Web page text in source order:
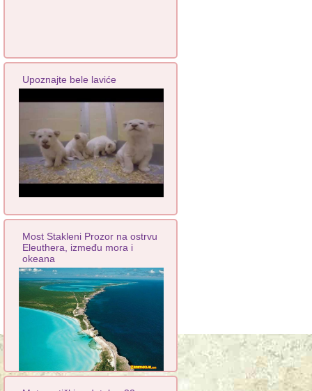
Upoznajte bele laviće
Most Stakleni Prozor na ostrvu
Eleuthera, između mora i
okeana